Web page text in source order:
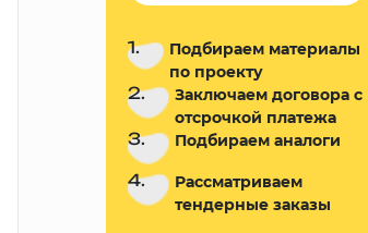
1.
Подбираем материалы
по проекту
2.
Заключаем договора с
отсрочкой платежа
3. Подбираем аналоги
4.
Рассматриваем
тендерные заказы